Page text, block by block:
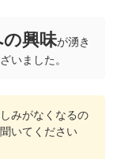
の興味が湧き
いました。
みがなくなるの
いてください